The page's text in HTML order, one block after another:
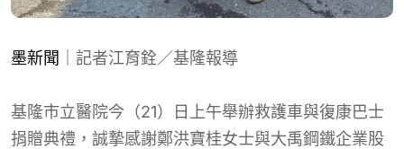
墨新聞 ｜記者江育銓／基隆報導
基隆市立醫院今（21）日上午舉辦救護車與復康巴士
捐贈典禮，誠摯感謝鄭洪寶桂女士與大禹鋼鐵企業股